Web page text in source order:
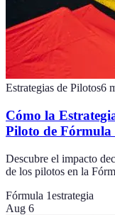
Estrategias de Pilotos6
Cómo la
Piloto de Fórmula
Descubre el impacto
de los pilotos en la
Fórmula 1estrategia
Aug 6